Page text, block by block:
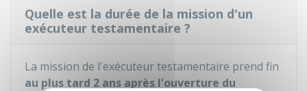
Quelle est la durée de la mission d'un
exécuteur testamentaire ?
La mission de l'exécuteur testamentaire prend fin
au plus tard 2 ans après l'ouverture du